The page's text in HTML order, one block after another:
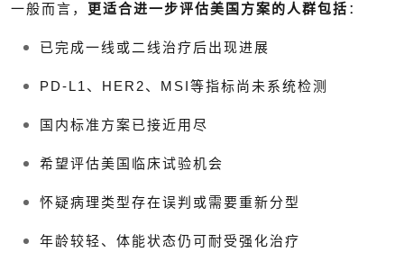
一般而言， 更适合进一步评估美国方案的人群包括 ：
已完成一线或二线治疗后出现进展
PD-L1、HER2、MSI等指标尚未系统检测
国内标准方案已接近用尽
希望评估美国临床试验机会
怀疑病理类型存在误判或需要重新分型
年龄较轻、体能状态仍可耐受强化治疗